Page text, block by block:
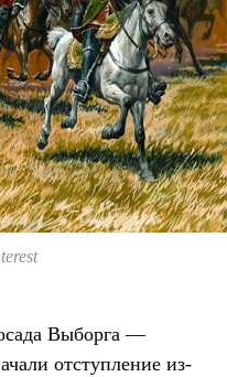
Выборга —
отступление из-